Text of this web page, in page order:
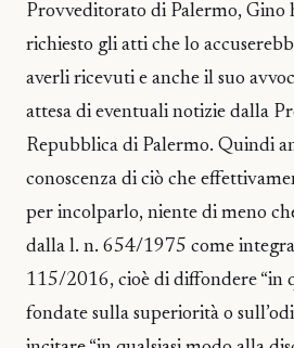
Provveditorato di Palermo, Gino
richiesto gli atti che lo
averli ricevuti e anche il suo
attesa di eventuali notizie dalla
Repubblica di Palermo. Quindi
conoscenza di ciò che
per incolparlo, niente di meno
dalla l. n. 654/1975 come
115/2016, cioè di diffondere “in
fondate sulla superiorità o